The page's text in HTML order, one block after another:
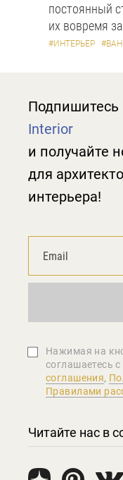
постоянный
их вовремя
#ИНТЕРЬЕР
Подпишитесь
Interior
и получайте
для
интерьера!
Нажимая на
соглашаетеcь
соглашения,
Правилами
Читайте нас в